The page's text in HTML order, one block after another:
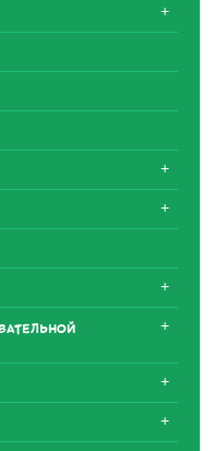
+
+
+
+
+
+
+